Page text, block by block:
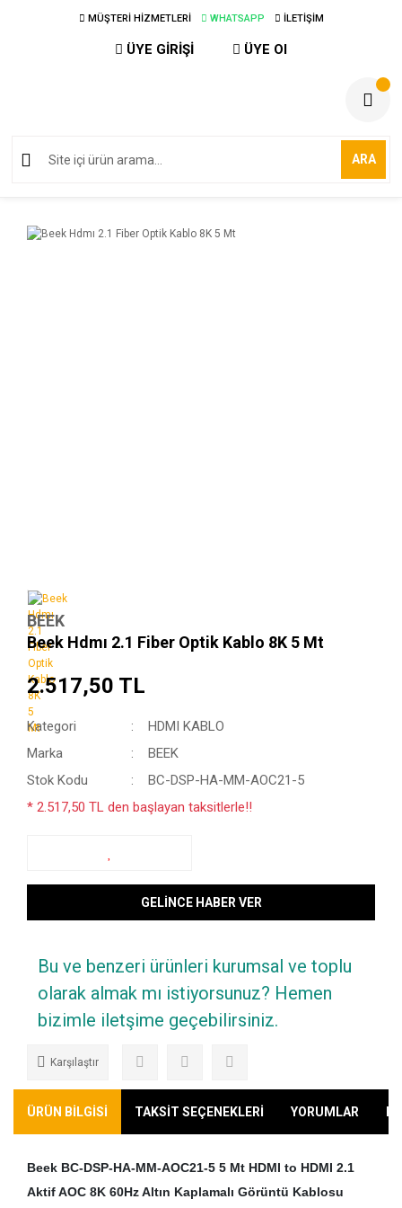
MÜŞTERİ HİZMETLERİ WHATSAPP İLETİŞİM
ÜYE GİRİŞİ ÜYE Ol
ARA
BEEK
Beek Hdmı 2.1 Fiber Optik Kablo 8K 5 Mt
2.517,50 TL
Kategori
HDMI KABLO
Marka
BEEK
Stok Kodu
BC-DSP-HA-MM-AOC21-5
* 2.517,50 TL den başlayan taksitlerle!!
GELİNCE HABER VER
Bu ve benzeri ürünleri kurumsal ve toplu
olarak almak mı istiyorsunuz? Hemen
bizimle iletşime geçebilirsiniz.
Karşılaştır
ÜRÜN BİLGİSİ TAKSİT SEÇENEKLERİ YORUMLAR
Beek BC-DSP-HA-MM-AOC21-5 5 Mt HDMI to HDMI 2.1
Aktif AOC 8K 60Hz Altın Kaplamalı Görüntü Kablosu